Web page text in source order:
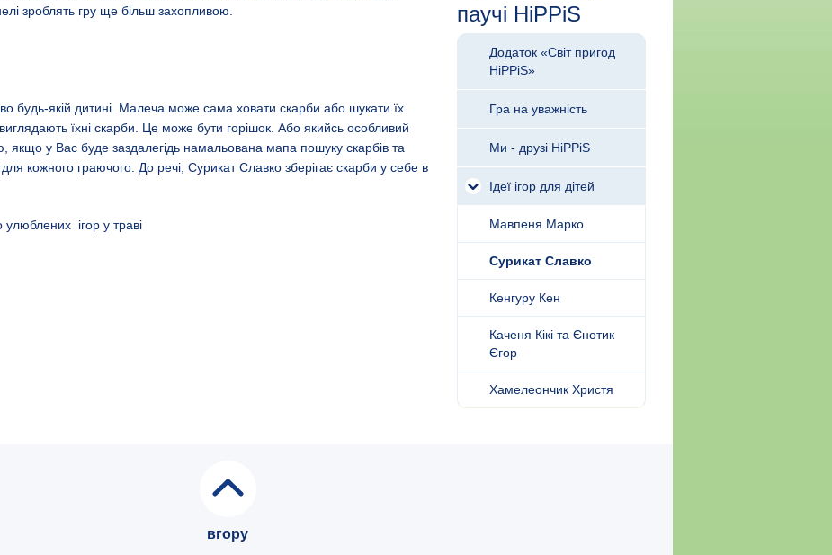
зроблять гру ще більш захопливою.
будь-якій дитині. Малеча може сама ховати скарби або шукати їх.
їхні скарби. Це може бути горішок. Або якийсь особливий
якщо у Вас буде заздалегідь намальована мапа пошуку скарбів та
кожного граючого. До речі, Сурикат Славко зберігає скарби у себе в
улюблених ігор у траві
паучі HiPPiS
Додаток «Світ пригод
HiPPiS»
Гра на уважність
Ми - друзі HiPPiS
Ідеї ігор для дітей
Мавпеня Марко
Сурикат Славко
Кенгуру Кен
Каченя Кікі та Єнотик
Єгор
Хамелеончик Христя
вгору